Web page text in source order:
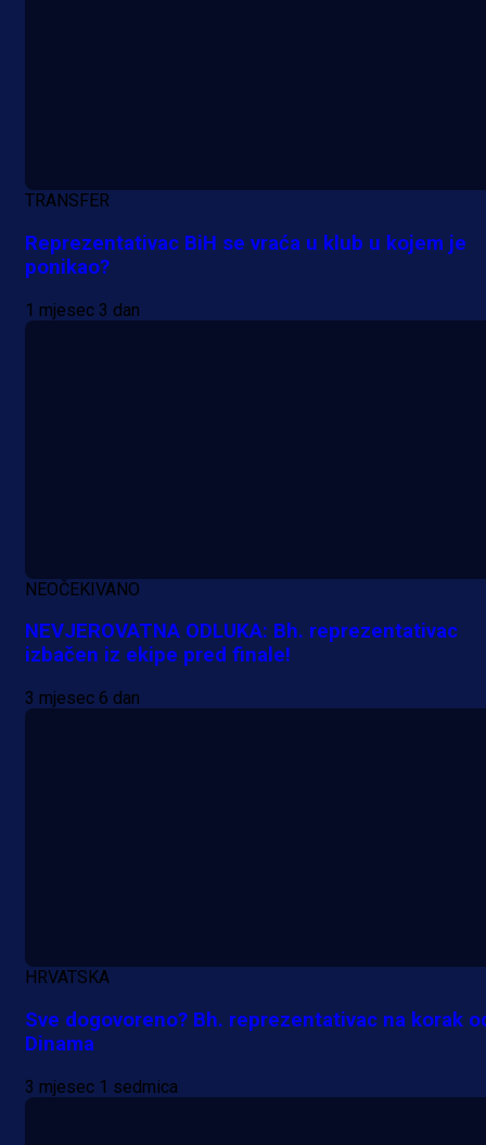
23 h 39 min
TRANSFER
Reprezentativac BiH se vraća u klub u kojem je
ponikao?
1 mjesec 3 dan
NEOČEKIVANO
NEVJEROVATNA ODLUKA: Bh. reprezentativac
izbačen iz ekipe pred finale!
3 mjesec 6 dan
HRVATSKA
Sve dogovoreno? Bh. reprezentativac na korak
Dinama
3 mjesec 1 sedmica